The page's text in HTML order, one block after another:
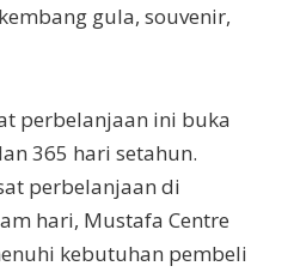
gula, souvenir,
perbelanjaan ini buka
365 hari setahun.
perbelanjaan di
hari, Mustafa Centre
kebutuhan pembeli